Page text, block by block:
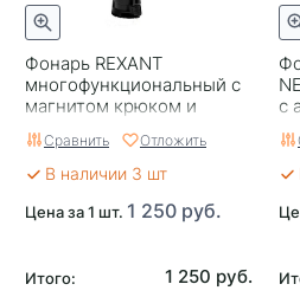
Фонарь REXANT
многофункциональный с
магнитом крюком и
клипсой маленький
Сравнить Отложить
В наличии 3 шт
Цена за 1 шт. 1 250 руб.
Итого: 1 250 руб.
с